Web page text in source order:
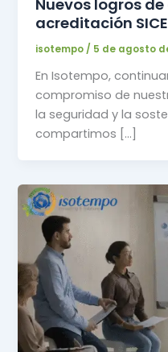
Nuevos logros
acreditación
isotempo / 5 de agosto
En Isotempo,
compromiso de
la seguridad y la
compartimos […]